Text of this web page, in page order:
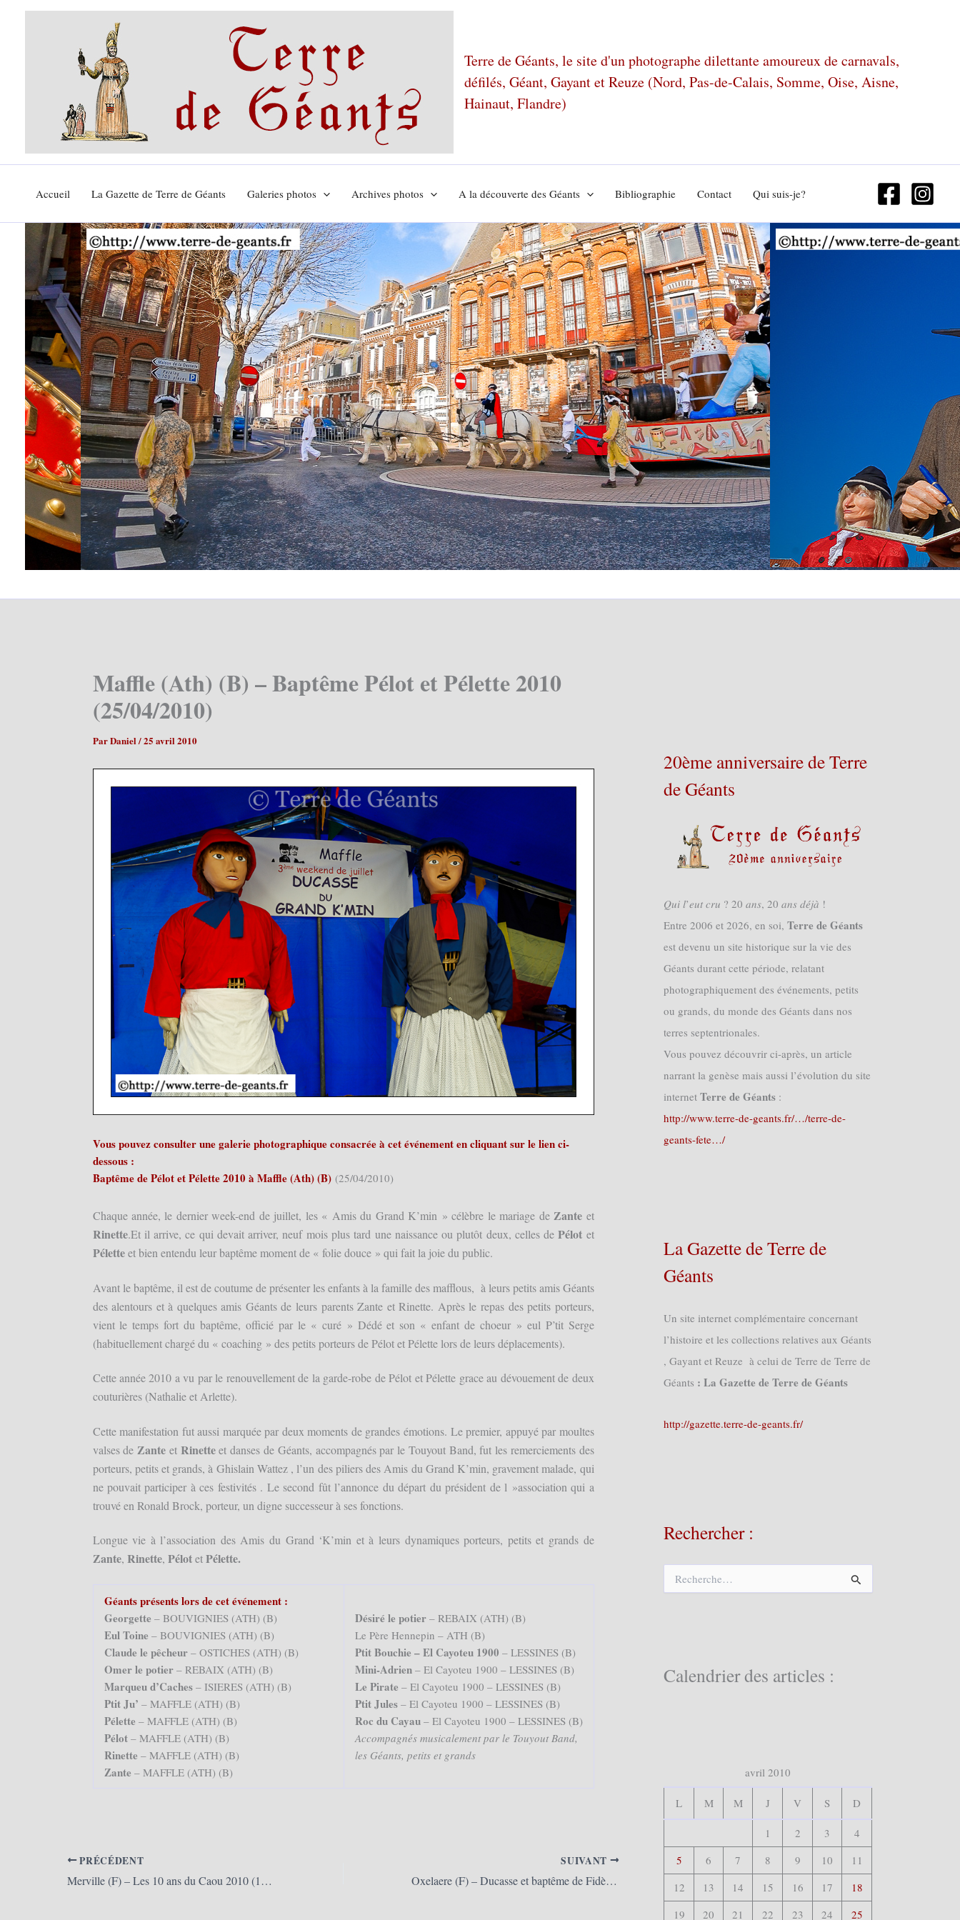
Terre de Géants, le site d'un photographe dilettante amoureux de carnavals,
défilés, Géant, Gayant et Reuze (Nord, Pas-de-Calais, Somme, Oise, Aisne,
Hainaut, Flandre)
Accueil La Gazette de Terre de Géants Galeries photos Archives photos A la découverte des Géants Bibliographie Contact Qui suis-je?
Maffle (Ath) (B) – Baptême Pélot et Pélette 2010
(25/04/2010)
ParDaniel /25 avril 2010
Vous pouvez consulter une galerie photographique consacrée à cet événement en cliquant sur le lien ci-
dessous :
Baptême de Pélot et Pélette 2010 à Maffle (Ath) (B) (25/04/2010)
Chaque année, le dernier week-end de juillet, les « Amis du Grand K’min » célèbre le mariage de Zante et
Rinette.Et il arrive, ce qui devait arriver, neuf mois plus tard une naissance ou plutôt deux, celles dePélot et
Péletteet bien entendu leur baptême moment de « folie douce » qui fait la joie du public.
Avant le baptême, il est de coutume de présenter les enfants à la famille des mafflous, à leurs petits amis Géants
des alentours et à quelques amis Géants de leurs parents Zante et Rinette. Après le repas des petits porteurs,
vient le temps fort du baptême, officié par le « curé » Dédé et son « enfant de choeur » eul P’tit Serge
(habituellement chargé du « coaching » des petits porteurs de Pélot et Pélette lors de leurs déplacements).
Cette année 2010 a vu par le renouvellement de la garde-robe de Pélot et Pélette grace au dévouement de deux
couturières (Nathalie et Arlette).
Cette manifestation fut aussi marquée par deux moments de grandes émotions. Le premier, appuyé par moultes
valses de Zante et Rinetteet danses de Géants, accompagnés par le Touyout Band, fut les remerciements des
porteurs, petits et grands, à Ghislain Wattez , l’un des piliers des Amis du Grand K’min, gravement malade, qui
ne pouvait participer à ces festivités . Le second fût l’annonce du départ du président de l »association qui a
trouvé en Ronald Brock, porteur, un digne successeur à ses fonctions.
Longue vie à l’association des Amis du Grand ‘K’min et à leurs dynamiques porteurs, petits et grands de
Zante, Rinette, PélotetPélette.
Géants présents lors de cet événement :
Georgette – BOUVIGNIES (ATH) (B)
Eul Toine – BOUVIGNIES (ATH) (B)
Claude le pêcheur– OSTICHES (ATH) (B)
Omer le potier– REBAIX (ATH) (B)
Marqueu d’Caches– ISIERES (ATH) (B)
Ptit Ju’ – MAFFLE (ATH) (B)
Pélette – MAFFLE (ATH) (B)
Pélot– MAFFLE (ATH) (B)
Rinette – MAFFLE (ATH) (B)
Zante – MAFFLE (ATH) (B)
Désiré le potier– REBAIX (ATH) (B)
Le Père Hennepin – ATH (B)
Ptit Bouchie – El Cayoteu 1900 – LESSINES (B)
Mini-Adrien– El Cayoteu 1900 – LESSINES (B)
Le Pirate – El Cayoteu 1900 – LESSINES (B)
Ptit Jules– El Cayoteu 1900 – LESSINES (B)
Roc du Cayau– El Cayoteu 1900 – LESSINES (B)
Accompagnés musicalement par le Touyout Band,
les Géants, petits et grands
PRÉCÉDENT
Merville (F) – Les 10 ans du Caou 2010 (18/04/2010)
SUIVANT
Oxelaere (F) – Ducasse et baptême de Fidèle 2010 (09/05/2010)
20ème anniversaire de Terre
de Géants
𝑄𝑢𝑖 𝑙’𝑒𝑢𝑡 𝑐𝑟𝑢 ? 20 𝑎𝑛𝑠, 20 𝑎𝑛𝑠 𝑑𝑒́𝑗𝑎̀ !
Entre 2006 et 2026, en soi,Terre de Géants
est devenu un site historique sur la vie des
Géants durant cette période, relatant
photographiquement des événements, petits
ou grands, du monde des Géants dans nos
terres septentrionales.
Vous pouvez découvrir ci-après, un article
narrant la genèse mais aussi l’évolution du site
internet Terre de Géants :
http://www.terre-de-geants.fr/…/terre-de-
geants-fete…/
La Gazette de Terre de
Géants
Un site internet complémentaire concernant
l’histoire et les collections relatives aux Géants
, Gayant et Reuze à celui de Terre de Terre de
Géants : La Gazette de Terre de Géants
http://gazette.terre-de-geants.fr/
Rechercher :
h
e
Calendrier des articles :
avril 2010
L M M J V S D
1 2 3
4
5
6 7 8 9 10
11
12
13 14 15 16 17
18
19
20 21 22 23 24
25